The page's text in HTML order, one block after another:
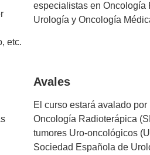
etc.
especialistas en Oncología
Urología y Oncología
Avales
El curso estará avalado
Oncología Radioterápica
tumores Uro-oncológicos
Sociedad Española de